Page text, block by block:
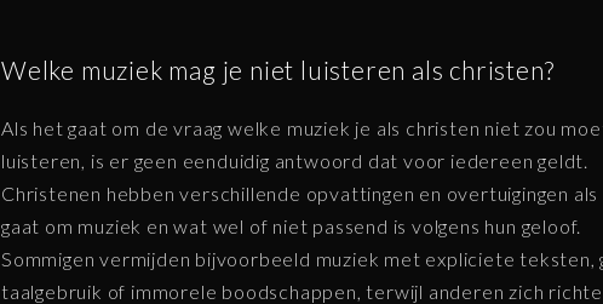
Welke muziek mag je niet luisteren als christen?
Als het gaat om de vraag welke muziek je als christen niet zou
luisteren, is er geen eenduidig antwoord dat voor iedereen geldt.
Christenen hebben verschillende opvattingen en overtuigingen
gaat om muziek en wat wel of niet passend is volgens hun geloof.
Sommigen vermijden bijvoorbeeld muziek met expliciete teksten,
taalgebruik of immorele boodschappen, terwijl anderen zich